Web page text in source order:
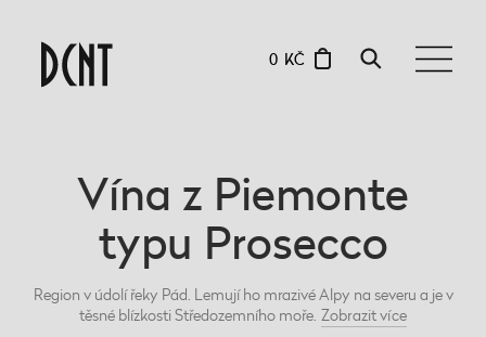
0 KČ
Vína z Piemonte
typu Prosecco
Region v údolí řeky Pád. Lemují ho mrazivé Alpy na severu a je v
těsné blízkosti Středozemního moře. Zobrazitvíce